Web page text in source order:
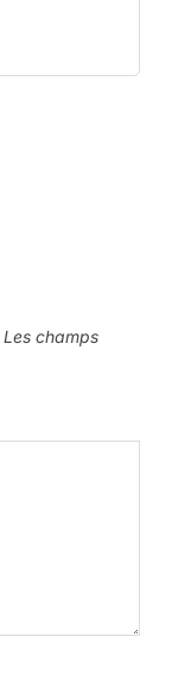
Les champs